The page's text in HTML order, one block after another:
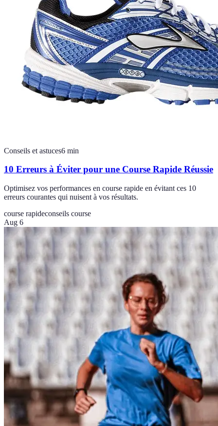
Conseils et astuces6 min
10 Erreurs à Éviter pour une Course Rapide Réussie
Optimisez vos performances en course rapide en évitant ces 10
erreurs courantes qui nuisent à vos résultats.
course rapideconseils course
Aug 6